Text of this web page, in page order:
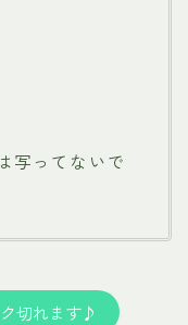
写ってないで
切れます♪